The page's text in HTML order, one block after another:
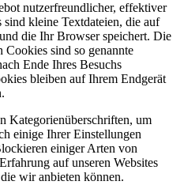
nutzerfreundlicher, effektiver
kleine Textdateien, die auf
die Ihr Browser speichert. Die
Cookies sind so genannte
Ende Ihres Besuchs
bleiben auf Ihrem Endgerät
Kategorienüberschriften, um
einige Ihrer Einstellungen
einiger Arten von
auf unseren Websites
wir anbieten können.